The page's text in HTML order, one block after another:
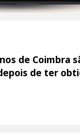
de Coimbra
de ter